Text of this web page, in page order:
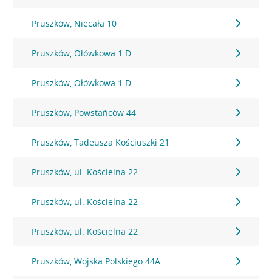
Pruszków, Niecała 10
Pruszków, Ołówkowa 1 D
Pruszków, Ołówkowa 1 D
Pruszków, Powstańców 44
Pruszków, Tadeusza Kościuszki 21
Pruszków, ul. Kościelna 22
Pruszków, ul. Kościelna 22
Pruszków, ul. Kościelna 22
Pruszków, Wojska Polskiego 44A